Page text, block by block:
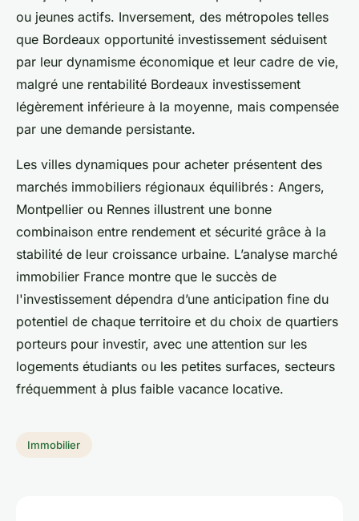
ou jeunes actifs. Inversement, des métropoles telles
que Bordeaux opportunité investissement séduisent
par leur dynamisme économique et leur cadre de vie,
malgré une rentabilité Bordeaux investissement
légèrement inférieure à la moyenne, mais compensée
par une demande persistante.
Les villes dynamiques pour acheter présentent des
marchés immobiliers régionaux équilibrés : Angers,
Montpellier ou Rennes illustrent une bonne
combinaison entre rendement et sécurité grâce à la
stabilité de leur croissance urbaine. L’analyse marché
immobilier France montre que le succès de
l'investissement dépendra d’une anticipation fine du
potentiel de chaque territoire et du choix de quartiers
porteurs pour investir, avec une attention sur les
logements étudiants ou les petites surfaces, secteurs
fréquemment à plus faible vacance locative.
Immobilier